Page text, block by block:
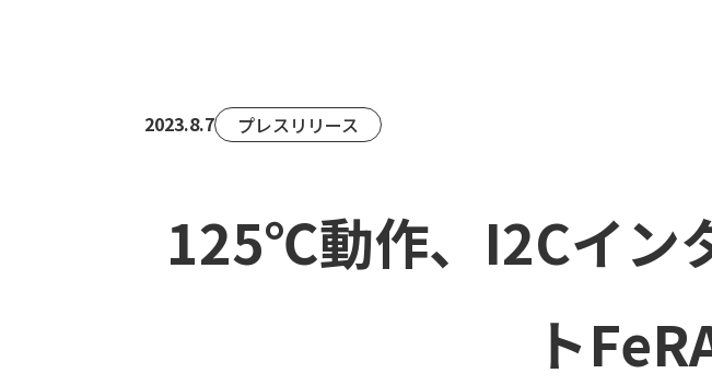
2023.8.7 プレスリリース
125℃動作、I2Cイン
ト